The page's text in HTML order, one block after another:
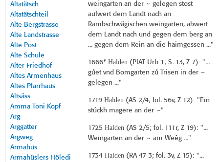
Altatätsch
Altatätschteil
Alte Bergstrasse
Alte Landstrasse
Alte Post
Alte Schule
Alter Friedhof
Altes Armenhaus
Altes Pfarrhaus
Altsäss
Amma Toni Kopf
Arg
Arggatter
Argweg
Armahus
Armahüslers Höledi
weingarten an der ~ gelegen stost
aufwert dem Landt nach an
Rambschwägischen weingarten, abwert
dem Landt nach und gegen dem berg an
... gegen dem Rein an die haimgessen ..."
1666* Halden( PfAT Urb 1 ; S. 13, Z 7): "...
gúet vnd Bomgarten zú Trisen in der ~
gelegen ..."
1719 Halden(AS 2/4; fol. 56v, Z 12): "Ein
stúckh magere an der ~"
1725 Halden(AS 2/5; fol. 111r, Z 19): "...
Weingarten an der ~ am Weêg ..."
1734 Halden( RA 47-3; fol. 3v, Z 15): "...